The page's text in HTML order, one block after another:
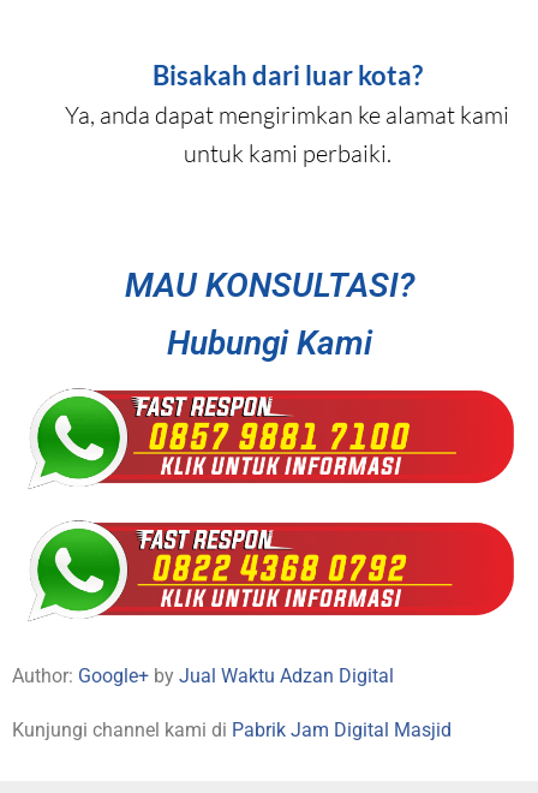
Bisakah dari luar kota?
Ya, anda dapat mengirimkan ke alamat kami
untuk kami perbaiki.
MAU KONSULTASI?
Hubungi Kami
Author: Google+ by Jual Waktu Adzan Digital
Kunjungi channel kami di Pabrik Jam Digital Masjid